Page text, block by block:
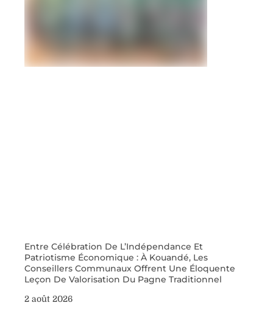
Entre Célébration De L’Indépendance Et
Patriotisme Économique : À Kouandé, Les
Conseillers Communaux Offrent Une Éloquente
Leçon De Valorisation Du Pagne Traditionnel
2 août 2026